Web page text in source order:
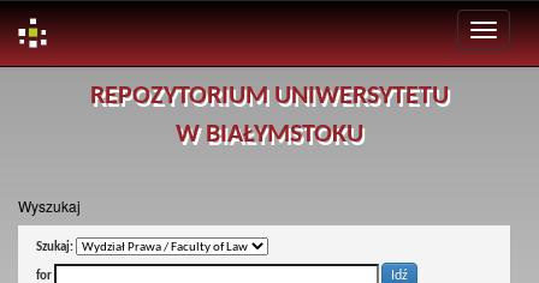
REPOZYTORIUM UNIWERSYTETU
W BIAŁYMSTOKU
Wyszukaj
Szukaj:
for